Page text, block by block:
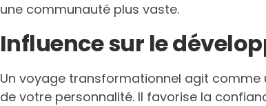
une communauté plus vaste.
Influence sur le
Un voyage transformationnel agit
de votre personnalité. Il favorise la